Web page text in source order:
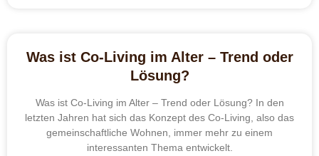
Was ist Co-Living im Alter – Trend oder
Lösung?
Was ist Co-Living im Alter – Trend oder Lösung? In den
letzten Jahren hat sich das Konzept des Co-Living, also das
gemeinschaftliche Wohnen, immer mehr zu einem
interessanten Thema entwickelt.